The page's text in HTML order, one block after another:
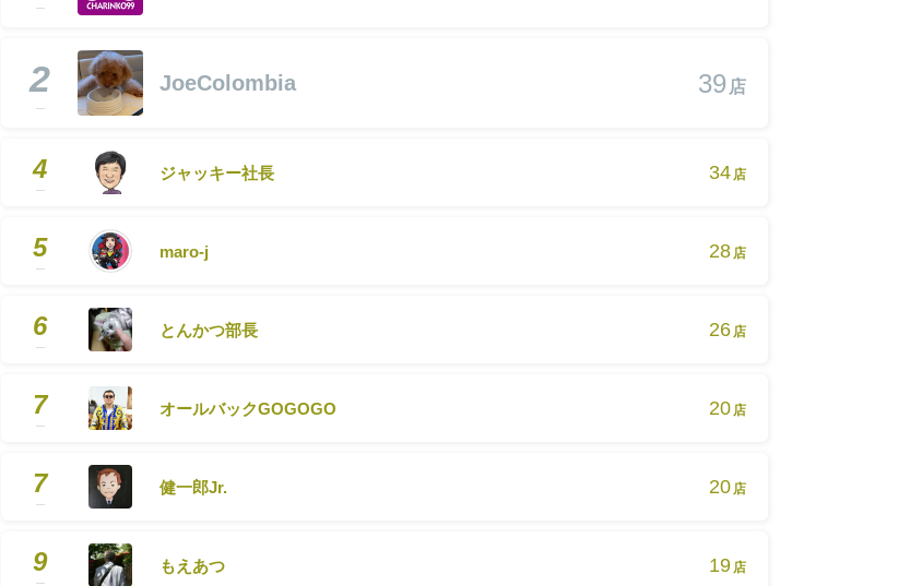
2 JoeColombia 39 店
4 ジャッキー社長 34 店
5 maro-j 28 店
6 とんかつ部長 26 店
7 オールバックGOGOGO 20 店
7 健一郎Jr. 20 店
9 もえあつ 19 店